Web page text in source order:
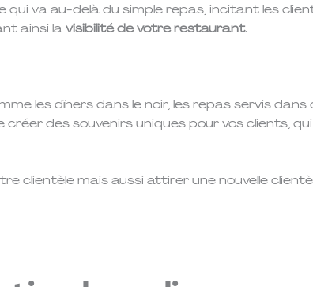
va au-delà du simple repas, incitant les
ainsi lavisibilité de votre restaurant.
les dîners dans le noir, les repas servis dans
créer des souvenirs uniques pour vos clients,
clientèle mais aussi attirer une nouvelle